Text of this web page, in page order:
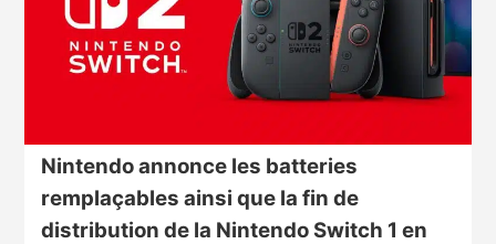
Nintendo annonce les batteries
remplaçables ainsi que la fin de
distribution de la Nintendo Switch 1 en